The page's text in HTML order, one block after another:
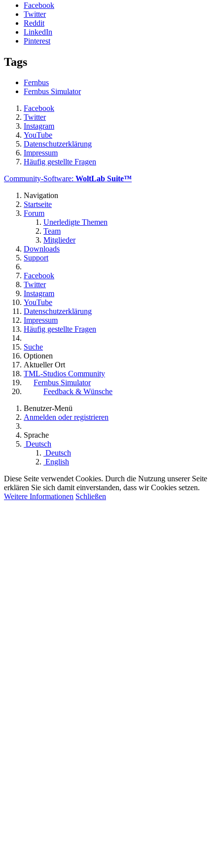
Facebook
Twitter
Reddit
LinkedIn
Pinterest
Tags
Fernbus
Fernbus Simulator
Facebook
Twitter
Instagram
YouTube
Datenschutzerklärung
Impressum
Häufig gestellte Fragen
Community-Software: WoltLab Suite™
Navigation
Startseite
Forum
Unerledigte Themen
Team
Mitglieder
Downloads
Support
Facebook
Twitter
Instagram
YouTube
Datenschutzerklärung
Impressum
Häufig gestellte Fragen
Suche
Optionen
Aktueller Ort
TML-Studios Community
Fernbus Simulator
Feedback & Wünsche
Benutzer-Menü
Anmelden oder registrieren
Sprache
Deutsch
Deutsch
English
Diese Seite verwendet Cookies. Durch die Nutzung unserer Seite
erklären Sie sich damit einverstanden, dass wir Cookies setzen.
Weitere Informationen Schließen